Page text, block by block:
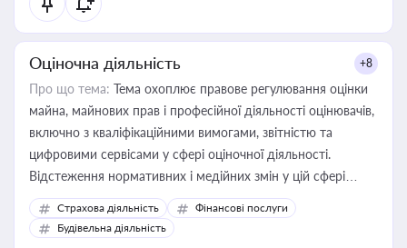
Оціночна діяльність +8
Про що тема: Тема охоплює правове регулювання оцінки
майна, майнових прав і професійної діяльності оцінювачів,
включно з кваліфікаційними вимогами, звітністю та
цифровими сервісами у сфері оціночної діяльності.
Відстеження нормативних і медійних змін у цій сфері
корисне для власника бізнесу, керівника, юриста або
бухгалтера під час оподаткування, приватизації, оренди
державного майна, корпоративних угод і перевірки
Страхова діяльність
Фінансові послуги
Будівельна діяльність